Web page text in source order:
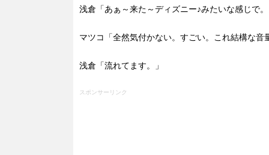
浅倉「あぁ～来た～ディズニー♪みたいな感じで。
マツコ「全然気付かない。すごい。これ結構な音
浅倉「流れてます。」
スポンサーリンク